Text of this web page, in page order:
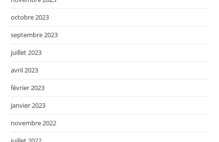
octobre 2023
septembre 2023
juillet 2023
avril 2023
février 2023
janvier 2023
novembre 2022